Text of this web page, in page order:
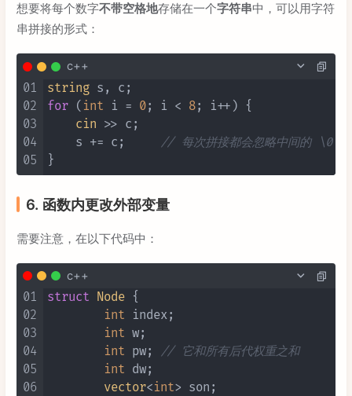
想要将每个数字不带空格地存储在一个字符串中，可以用字符
串拼接的形式：
c++
01
02
03
04
05
string
for ( int i = 0; i < 8; i++) {
cin >> c;
// 每次拼接都会忽略中间的 \0，
6. 函数内更改外部变量
需要注意，在以下代码中：
c++
01
02
03
04
05
06
struct Node {
int index;
int w;
int
// 它和所有后代权重之和
int dw;
vector<int> son;